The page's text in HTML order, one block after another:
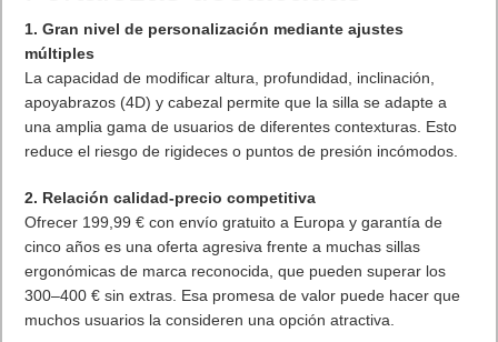
1. Gran nivel de personalización mediante ajustes
múltiples
La capacidad de modificar altura, profundidad, inclinación,
apoyabrazos (4D) y cabezal permite que la silla se adapte a
una amplia gama de usuarios de diferentes contexturas. Esto
reduce el riesgo de rigideces o puntos de presión incómodos.
2. Relación calidad-precio competitiva
Ofrecer 199,99 € con envío gratuito a Europa y garantía de
cinco años es una oferta agresiva frente a muchas sillas
ergonómicas de marca reconocida, que pueden superar los
300–400 € sin extras. Esa promesa de valor puede hacer que
muchos usuarios la consideren una opción atractiva.